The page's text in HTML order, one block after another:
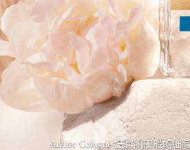
Atelier Cologne 譜寫肌膚般的細